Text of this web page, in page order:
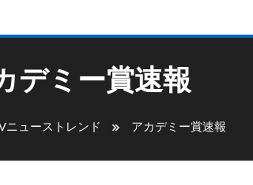
デミー賞速報
ニューストレンド アカデミー賞速報